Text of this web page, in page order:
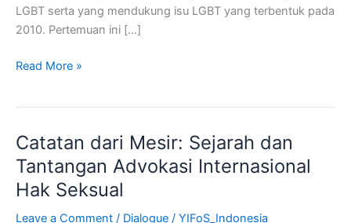
LGBT serta yang mendukung isu LGBT yang terbentuk pada
2010. Pertemuan ini […]
Read More »
Catatan dari Mesir: Sejarah dan
Tantangan Advokasi Internasional
Hak Seksual
Leave a Comment / Dialogue / YIFoS_Indonesia
Catatan
dari
Mesir:
Sejarah
dan